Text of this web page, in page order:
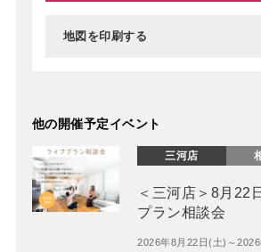
地図を印刷する
他の開催予定イベント
三河店
＜三河店＞8月22
プラン相談会
2026年8月22日(土)～